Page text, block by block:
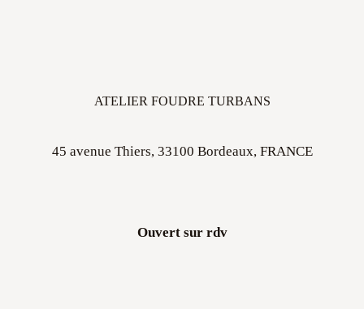
ATELIER FOUDRE TURBANS
45 avenue Thiers, 33100 Bordeaux, FRANCE
Ouvert sur rdv